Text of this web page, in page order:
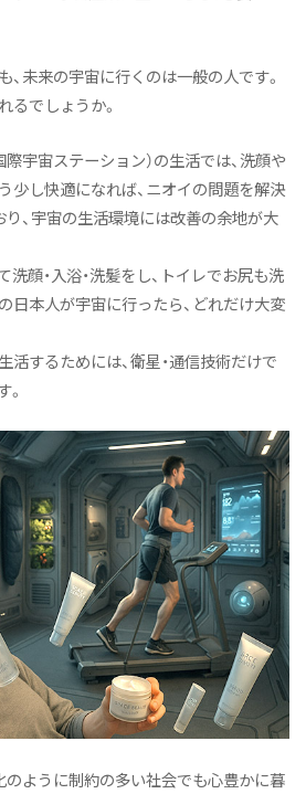
未来の宇宙に行くのは一般の人です。
るでしょうか。
際宇宙ステーション）の生活では、洗顔や
少し快適になれば、ニオイの問題を解決
り、宇宙の生活環境には改善の余地が大
顔・入浴・洗髪をし、トイレでお尻も洗
日本人が宇宙に行ったら、どれだけ大変
するためには、衛星・通信技術だけで
のように制約の多い社会でも心豊かに暮